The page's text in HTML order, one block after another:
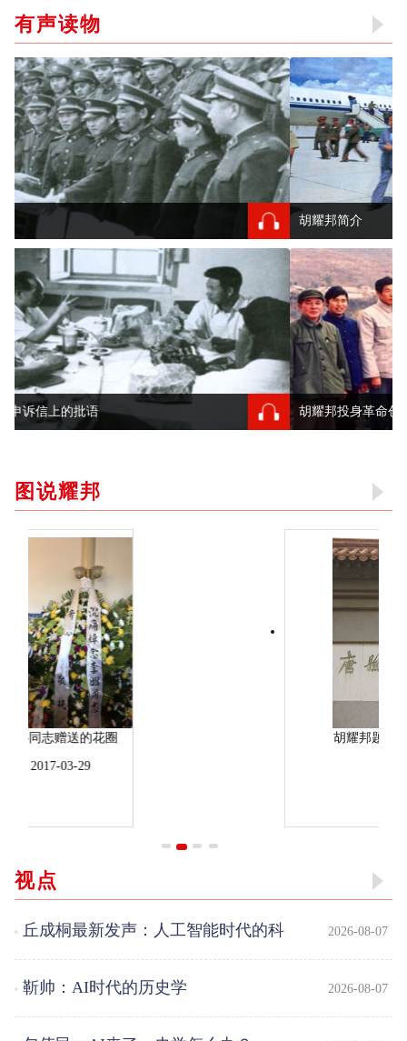
有声读物
胡耀邦投身革命创办学校
图说耀邦
胡耀邦题写的“唐县白求恩柯棣华纪念馆”馆名
视点
丘成桐最新发声：人工智能时代的科
技与人文
2026-08-07
靳帅：AI时代的历史学 2026-08-07